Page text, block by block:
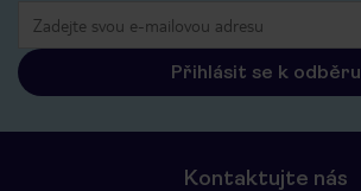
Přihlásit se k odběru
Kontaktujte nás